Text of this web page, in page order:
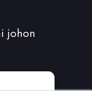
johon